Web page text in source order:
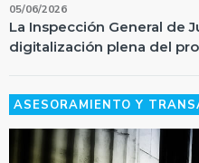
05/06/2026
La Inspección General de
digitalización plena del
ASESORAMIENTO Y